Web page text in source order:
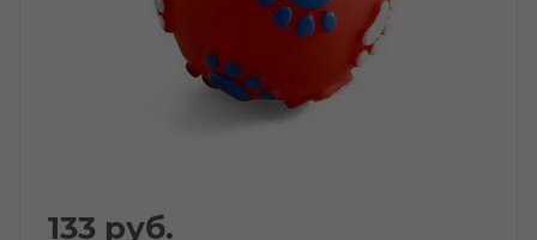
133 руб.